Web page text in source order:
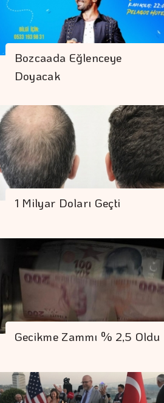
Bozcaada Eğlenceye
Doyacak
1 Milyar Doları Geçti
Gecikme Zammı % 2,5 Oldu